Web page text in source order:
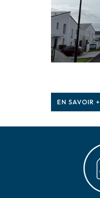
EN SAVOIR +